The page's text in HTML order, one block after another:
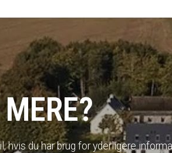
hvis du har brug for yderligere